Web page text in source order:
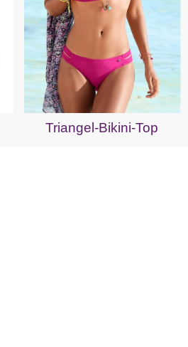
Triangel-Bikini-Top